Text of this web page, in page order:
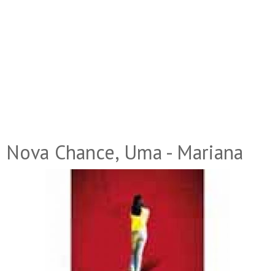
Nova Chance, Uma - Mariana